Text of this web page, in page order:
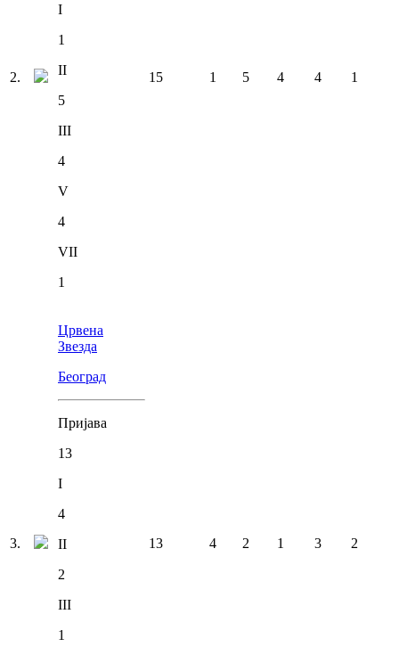
2.
I
1
II
5
III
4
V
4
VII
1
15 1 5 4 4 1
3.
Црвена
Звезда
Београд
Пријава
13
I
4
II
2
III
1
13 4 2 1 3 2